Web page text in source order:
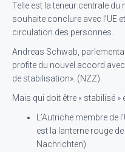
Telle est la teneur centrale du
souhaite conclure avec l’UE
circulation des personnes.
Andreas Schwab,
profite du nouvel accord avec
de stabilisation». (NZZ)
Mais qui doit être « stabilisé »
L’Autriche membre de
est la lanterne rouge
Nachrichten)